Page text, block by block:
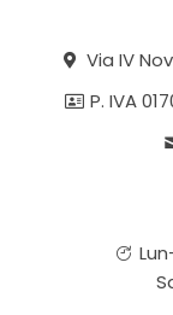
Via IV
P. IVA